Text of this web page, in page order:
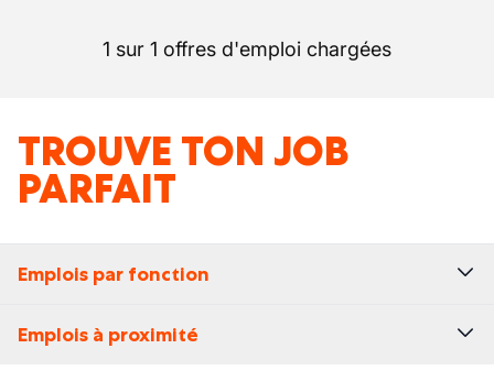
1 sur 1 offres d'emploi chargées
TROUVE TON JOB
PARFAIT
Emplois par fonction
Emplois à proximité